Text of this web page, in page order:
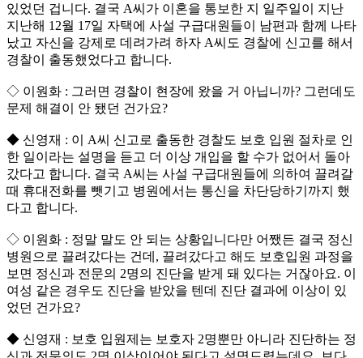
있었던 겁니다. 결국 A씨가 이혼을 통보한 지 일주일이 지난
지난해 12월 17일 자택에 사설 구급대원들이 남편과 함께 나타
났고 자신을 강제로 데려가려 하자 A씨도 경찰에 신고를 해서
경찰이 출동했었다고 합니다.
◇ 이원화 : 그러면 경찰이 현장에 왔을 거 아닙니까? 그런데도
문제 해결이 안 됐던 건가요?
◆ 신영재 : 이 A씨 신고로 출동한 경찰도 보호 입원 절차로 인
한 일이라는 설명을 듣고 더 이상 개입을 할 수가 없어서 돌아
갔다고 합니다. 결국 A씨는 사설 구급대원들에 의하여 끌려갈
때 휴대전화를 뺏기고 병원에서는 통신을 차단당하기까지 했
다고 합니다.
◇ 이원화 : 정말 말도 안 되는 상황입니다만 어쨌든 결국 정신
병원으로 끌려갔다는 건데, 끌려갔다고 해도 보호입원 과정을
보면 정신과 전문의 2명의 진단을 받게 돼 있다는 거잖아요. 이
여성 같은 경우도 진단을 받았을 텐데 진단 결과에 이상이 있
었던 건가요?
◆ 신영재 : 보호 입원제는 보호자 2명뿐만 아니라 진단하는 정